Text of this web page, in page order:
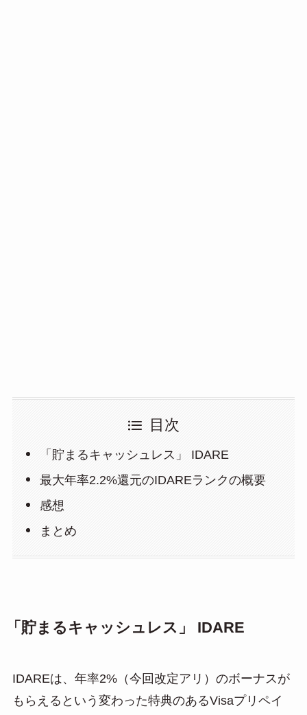
目次
「貯まるキャッシュレス」 IDARE
最大年率2.2%還元のIDAREランクの概要
感想
まとめ
「貯まるキャッシュレス」 IDARE
IDAREは、年率2%（今回改定アリ）のボーナスが
もらえるという変わった特典のあるVisaプリペイ